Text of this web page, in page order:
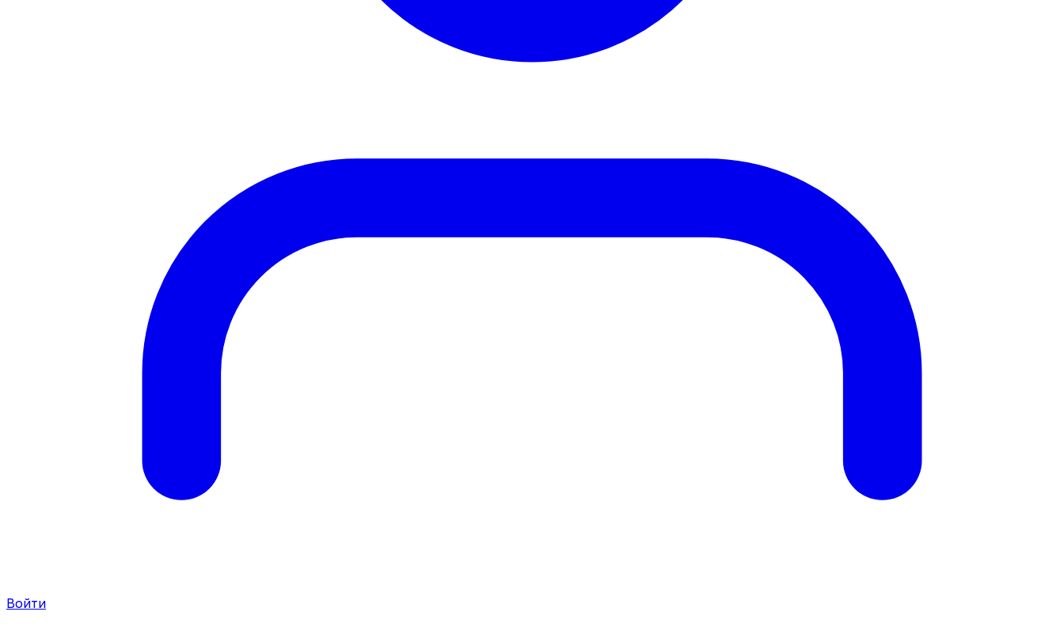
Войти